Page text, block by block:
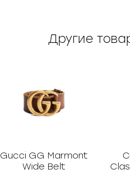
Другие
Gucci GG Marmont
Wide Belt